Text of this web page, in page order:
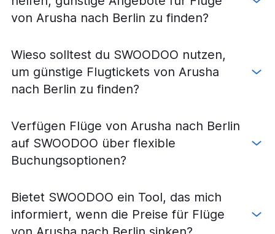
von Arusha nach Berlin zu finden?
Wieso solltest du SWOODOO nutzen,
um günstige Flugtickets von Arusha
nach Berlin zu finden?
Verfügen Flüge von Arusha nach Berlin
auf SWOODOO über flexible
Buchungsoptionen?
Bietet SWOODOO ein Tool, das mich
informiert, wenn die Preise für Flüge